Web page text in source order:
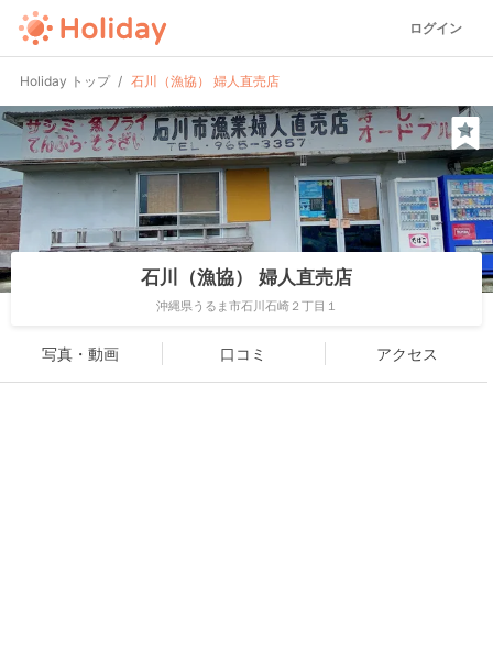
ログイン
Holiday トップ 石川（漁協） 婦人直売店
石川（漁協） 婦人直売店
沖縄県うるま市石川石崎２丁目１
写真・動画 口コミ アクセス